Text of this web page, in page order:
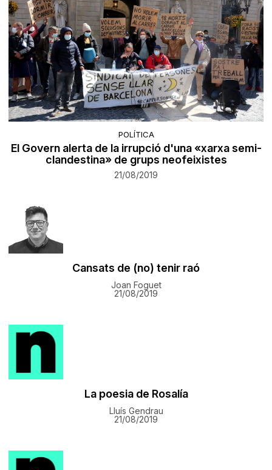
POLÍTICA
El Govern alerta de la irrupció d'una «xarxa semi-
clandestina» de grups neofeixistes
21/08/2019
Cansats de (no) tenir raó
Joan Foguet
21/08/2019
La poesia de Rosalía
Lluís Gendrau
21/08/2019